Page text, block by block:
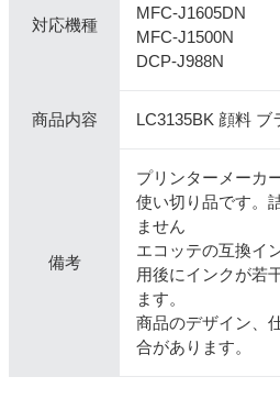
対応機種
MFC-J1605DN
MFC-J1500N
DCP-J988N
商品内容 LC3135BK 顔料 ブ
備考
プリンターメーカ
使い切り品です。
ません
エコッテの互換イ
用後にインクが若
ます。
商品のデザイン、
合があります。